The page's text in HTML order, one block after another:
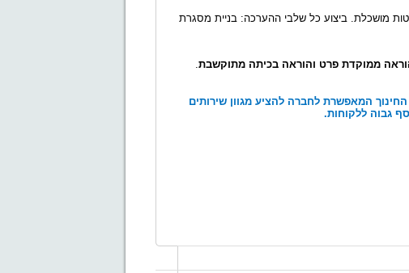
מושכלת. ביצוע כל שלבי ההערכה: בניית מסגרת
ממוקדת פרט והוראה בכיתה מתוקשבת.
המאפשרת לחברה להציע מגוון שירותים
גבוה ללקוחות.